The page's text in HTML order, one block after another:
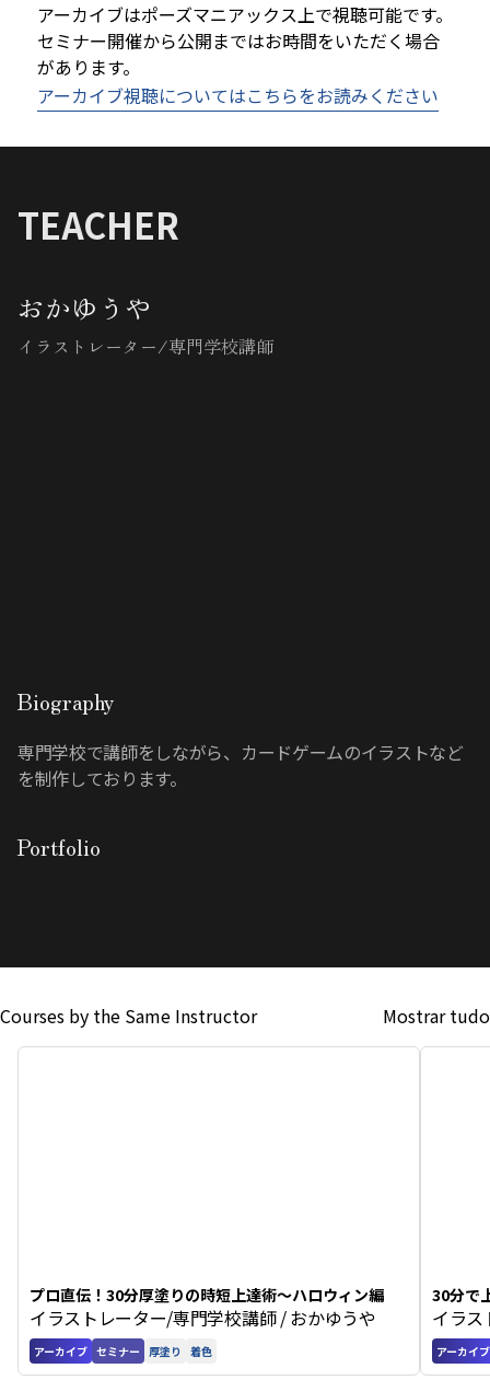
アーカイブはポーズマニアックス上で視聴可能です。
セミナー開催から公開まではお時間をいただく場合
があります。
アーカイブ視聴についてはこちらをお読みください
TEACHER
おかゆうや
イラストレーター/専門学校講師
Biography
専門学校で講師をしながら、カードゲームのイラストなど
を制作しております。
Portfolio
Courses by the Same Instructor Mostrar tudo
プロ直伝！30分厚塗りの時短上達術〜ハロウィン編
イラストレーター/専門学校講師 / おかゆうや
アーカイブ セミナー 厚塗り 着色
30分で
チーフ
イラ
アーカイブ